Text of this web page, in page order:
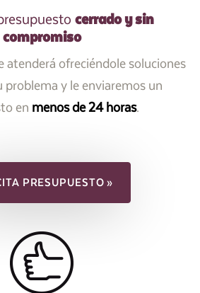
cerrado y sin
compromiso
atenderá ofreciéndole soluciones
problema y le enviaremos un
en menos de 24 horas.
PRESUPUESTO »